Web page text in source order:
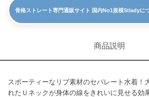
骨格ストレート専門通販サイト 国内No1規模Stladyに
商品説明
スポーティーなリブ素材のセパレート水着！
れたＵネックが身体の線をきれいに見せる効